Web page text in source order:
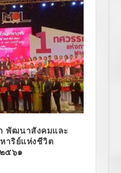
พัฒนาสังคมและ
าริย์แห่งชีวิต
๕๖๑